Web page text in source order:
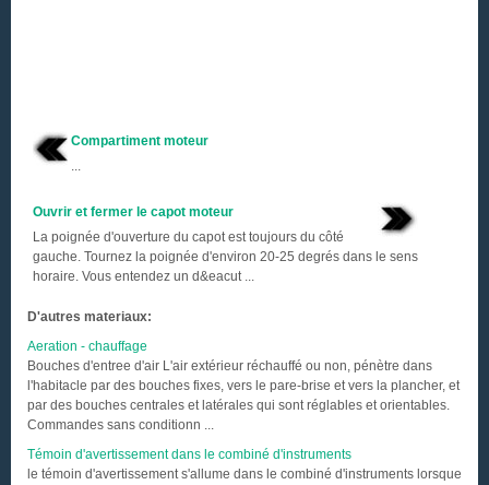
Compartiment moteur
...
Ouvrir et fermer le capot moteur
La poignée d'ouverture du capot est toujours du côté
gauche. Tournez la poignée d'environ 20-25 degrés dans le sens
horaire. Vous entendez un d&eacut ...
D'autres materiaux:
Aeration - chauffage
Bouches d'entree d'air L'air extérieur réchauffé ou non, pénètre dans
l'habitacle par des bouches fixes, vers le pare-brise et vers la plancher, et
par des bouches centrales et latérales qui sont réglables et orientables.
Commandes sans conditionn ...
Témoin d'avertissement dans le combiné d'instruments
le témoin d'avertissement s'allume dans le combiné d'instruments lorsque